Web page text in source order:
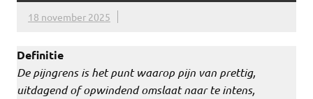
18 november 2025
Definitie
De pijngrens is het punt waarop pijn van prettig,
uitdagend of opwindend omslaat naar te intens,